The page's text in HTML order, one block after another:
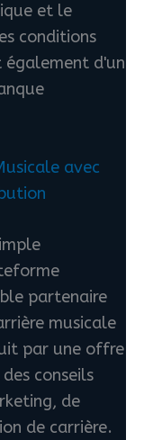
et le
conditions
également d'un
avec
partenaire
musicale
par une offre
conseils
de
de carrière.